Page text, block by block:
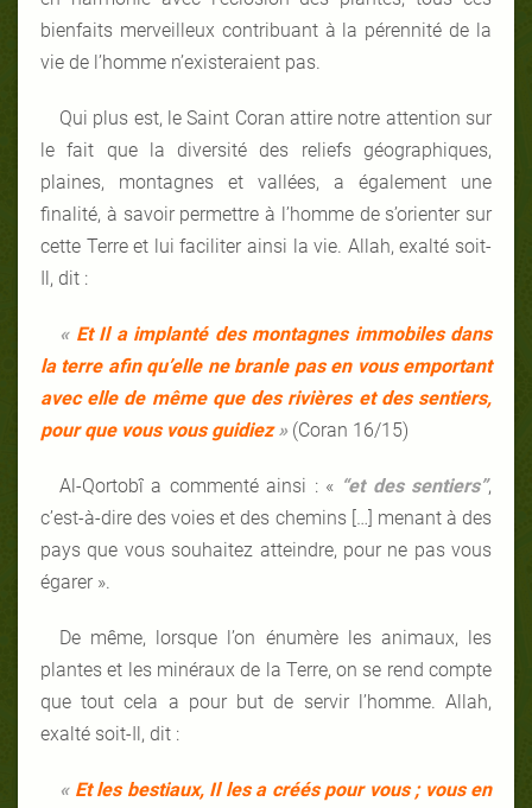
bienfaits merveilleux contribuant à la pérennité de la
vie de l’homme n’existeraient pas.
Qui plus est, le Saint Coran attire notre attention sur
le fait que la diversité des reliefs géographiques,
plaines, montagnes et vallées, a également une
finalité, à savoir permettre à l’homme de s’orienter sur
cette Terre et lui faciliter ainsi la vie. Allah, exalté soit-
Il, dit :
«Et Il a implanté des montagnes immobiles dans
la terre afin qu’elle ne branle pas en vous emportant
avec elle de même que des rivières et des sentiers,
pour que vous vous guidiez»(Coran 16/15)
Al-Qortobî a commenté ainsi : « “et des sentiers”,
c’est-à-dire des voies et des chemins […] menant à des
pays que vous souhaitez atteindre, pour ne pas vous
égarer ».
De même, lorsque l’on énumère les animaux, les
plantes et les minéraux de la Terre, on se rend compte
que tout cela a pour but de servir l’homme. Allah,
exalté soit-Il, dit :
« Et les bestiaux, Il les a créés pour vous ; vous en